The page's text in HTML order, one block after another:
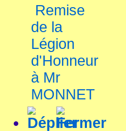
Remise
de la
Légion
d'Honneur
à Mr
MONNET